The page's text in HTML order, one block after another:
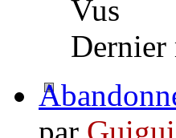
Vus
Dernier